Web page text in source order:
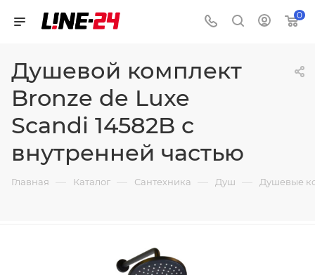
0
Душевой комплект
Bronze de Luxe
Scandi 14582B с
внутренней частью
Главная — Каталог — Сантехника — Душ — Душевые